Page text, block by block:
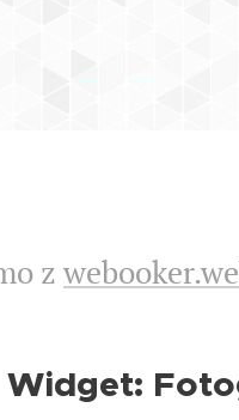
z
Widget: